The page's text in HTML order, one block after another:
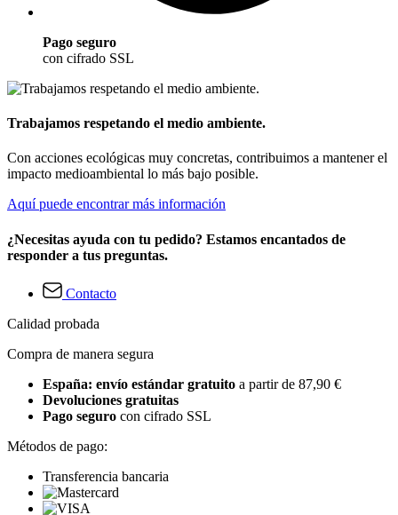
Pago seguro
con cifrado SSL
Trabajamos respetando el medio ambiente.
Con acciones ecológicas muy concretas, contribuimos a mantener el
impacto medioambiental lo más bajo posible.
Aquí puede encontrar más información
¿Necesitas ayuda con tu pedido? Estamos encantados de
responder a tus preguntas.
Contacto
Calidad probada
Compra de manera segura
España: envío estándar gratuito a partir de 87,90 €
Devoluciones gratuitas
Pago seguro con cifrado SSL
Métodos de pago:
Transferencia bancaria